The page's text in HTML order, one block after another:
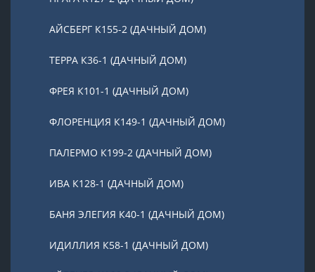
АЙСБЕРГ К155-2 (ДАЧНЫЙ ДОМ)
ТЕРРА К36-1 (ДАЧНЫЙ ДОМ)
ФРЕЯ К101-1 (ДАЧНЫЙ ДОМ)
ФЛОРЕНЦИЯ К149-1 (ДАЧНЫЙ ДОМ)
ПАЛЕРМО К199-2 (ДАЧНЫЙ ДОМ)
ИВА К128-1 (ДАЧНЫЙ ДОМ)
БАНЯ ЭЛЕГИЯ К40-1 (ДАЧНЫЙ ДОМ)
ИДИЛЛИЯ К58-1 (ДАЧНЫЙ ДОМ)